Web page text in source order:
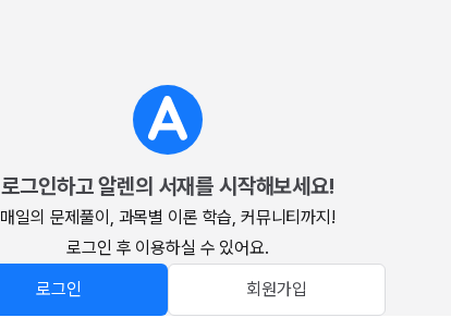
로그인하고 알렌의 서재를 시작해보세요!
매일의 문제풀이, 과목별 이론 학습, 커뮤니티까지!
로그인 후 이용하실 수 있어요.
로그인
회원가입